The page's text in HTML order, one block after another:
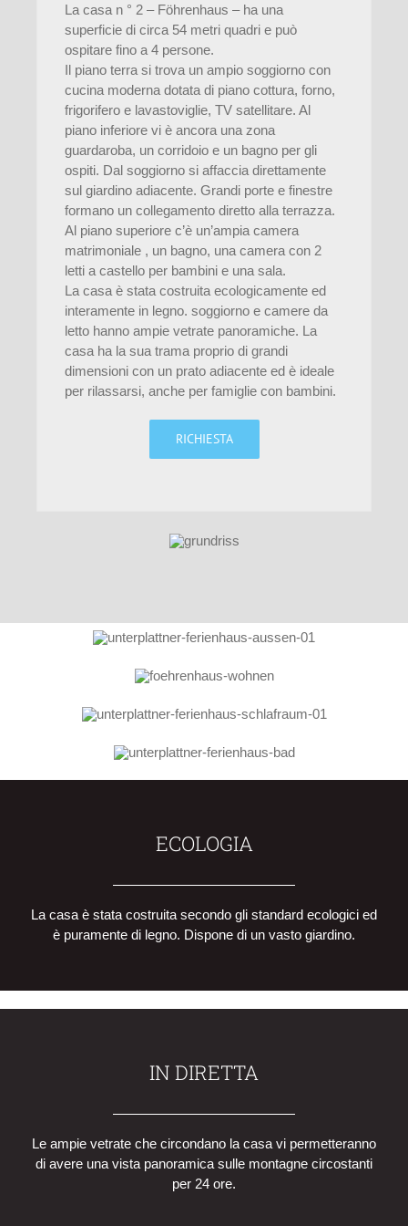
La casa n ° 2 – Föhrenhaus – ha una
superficie di circa 54 metri quadri e può
ospitare fino a 4 persone.
Il piano terra si trova un ampio soggiorno con
cucina moderna dotata di piano cottura, forno,
frigorifero e lavastoviglie, TV satellitare. Al
piano inferiore vi è ancora una zona
guardaroba, un corridoio e un bagno per gli
ospiti. Dal soggiorno si affaccia direttamente
sul giardino adiacente. Grandi porte e finestre
formano un collegamento diretto alla terrazza.
Al piano superiore c’è un’ampia camera
matrimoniale , un bagno, una camera con 2
letti a castello per bambini e una sala.
La casa è stata costruita ecologicamente ed
interamente in legno. soggiorno e camere da
letto hanno ampie vetrate panoramiche. La
casa ha la sua trama proprio di grandi
dimensioni con un prato adiacente ed è ideale
per rilassarsi, anche per famiglie con bambini.
RICHIESTA
ECOLOGIA
La casa è stata costruita secondo gli standard ecologici ed
è puramente di legno. Dispone di un vasto giardino.
IN DIRETTA
Le ampie vetrate che circondano la casa vi permetteranno
di avere una vista panoramica sulle montagne circostanti
per 24 ore.